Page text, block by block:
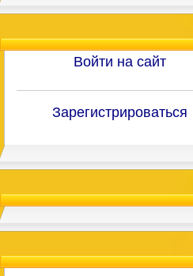
Войти на сайт
Зарегистрироваться